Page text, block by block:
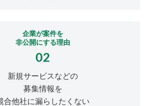
企業が案件を
非公開にする理由
02
新規サービスなどの
募集情報を
合他社に漏らしたくない